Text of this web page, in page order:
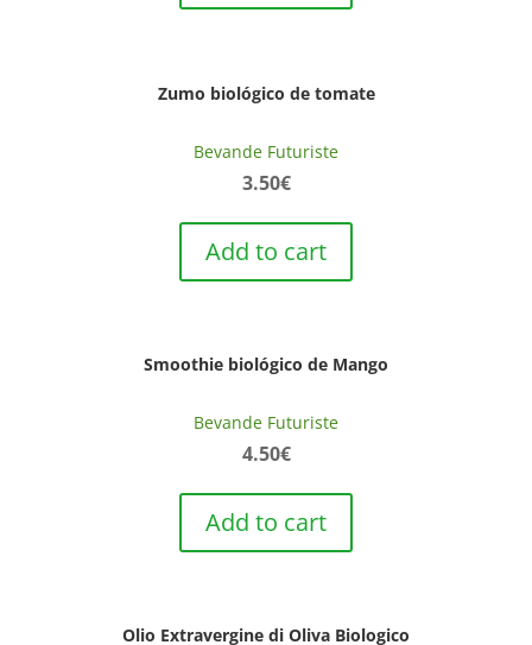
Zumo biológico de tomate
Bevande Futuriste
3.50€
Add to cart
Smoothie biológico de Mango
Bevande Futuriste
4.50€
Add to cart
Olio Extravergine di Oliva Biologico